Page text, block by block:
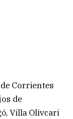
Corrientes
de
Villa Olivcari